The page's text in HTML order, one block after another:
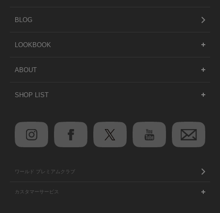
BLOG
LOOKBOOK
ABOUT
SHOP LIST
ワールド プレミアムクラブ
カスタマーサービス